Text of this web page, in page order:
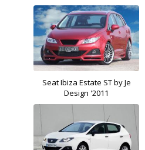
Seat Ibiza Estate ST by Je
Design '2011